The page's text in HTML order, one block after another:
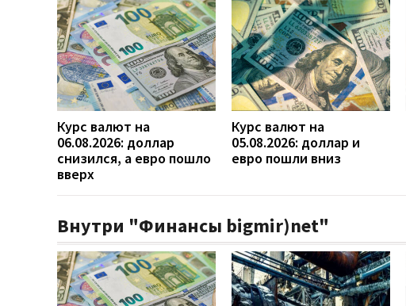
Курс валют на
06.08.2026: доллар
снизился, а евро пошло
вверх
Курс валют на
05.08.2026: доллар и
евро пошли вниз
Внутри "Финансы bigmir)net"